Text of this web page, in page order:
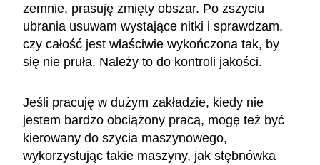
zemnie, prasuję zmięty obszar. Po zszyciu
ubrania usuwam wystające nitki i sprawdzam,
czy całość jest właściwie wykończona tak, by
się nie pruła. Należy to do kontroli jakości.
Jeśli pracuję w dużym zakładzie, kiedy nie
jestem bardzo obciążony pracą, mogę też być
kierowany do szycia maszynowego,
wykorzystując takie maszyny, jak stębnówka